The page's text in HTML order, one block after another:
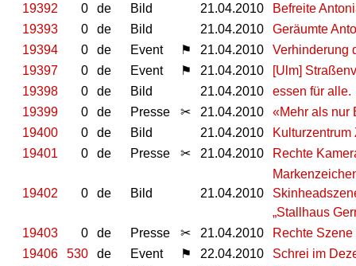
19392
0 de Bild 21.04.2010
Befreite
19393
0 de Bild 21.04.2010
Geräumte
19394
0 de Event ⚑ 21.04.2010
Verhinderung
19397
0 de Event ⚑ 21.04.2010
[Ulm]
19398
0 de Bild 21.04.2010
essen für alle.
19399
0 de Presse ✂ 21.04.2010
«Mehr als nur
19400
0 de Bild 21.04.2010
Kulturzentrum
19401
0 de Presse ✂ 21.04.2010 Rechte
19402 0 de Bild 21.04.2010
„Stallhaus
19403
0 de Presse ✂ 21.04.2010
Rechte
19406
530 de Event ⚑ 22.04.2010
Schrei im